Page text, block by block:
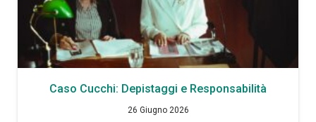
Caso Cucchi: Depistaggi e Responsabilità
26 Giugno 2026